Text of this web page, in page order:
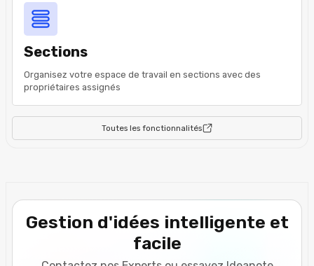
Sections
Organisez votre espace de travail en sections avec des
propriétaires assignés
Toutes les fonctionnalités
Gestion d'idées intelligente et
facile